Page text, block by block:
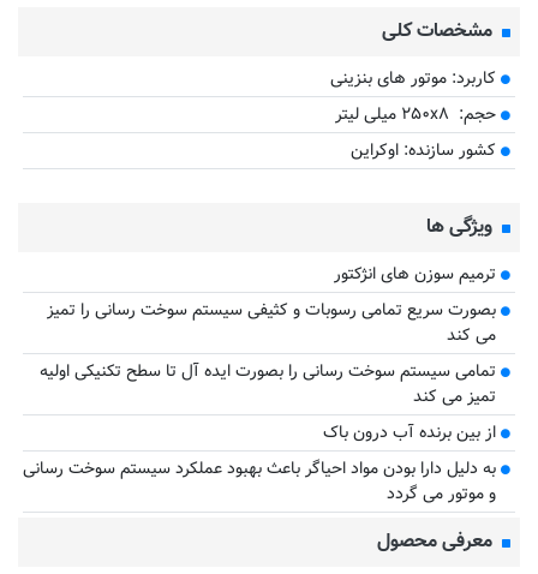
مشخصات کلی
کاربرد: موتور های بنزینی
حجم: ۲۵۰x۸ میلی لیتر
کشور سازنده: اوکراین
ویژگی ها
ترمیم سوزن های انژکتور
بصورت سریع تمامی رسوبات و کثیفی سیستم سوخت رسانی را تمیز
می کند
تمامی سیستم سوخت رسانی را بصورت ایده آل تا سطح تکنیکی اولیه
تمیز می کند
از بین برنده آب درون باک
به دلیل دارا بودن مواد احیاگر باعث بهبود عملکرد سیستم سوخت رسانی
و موتور می گردد
معرفی محصول